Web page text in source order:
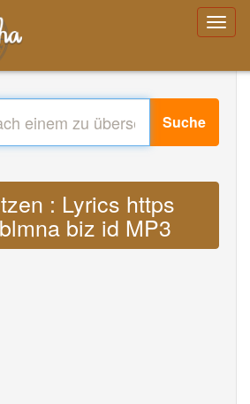
Suche
: Lyrics https
biz id MP3